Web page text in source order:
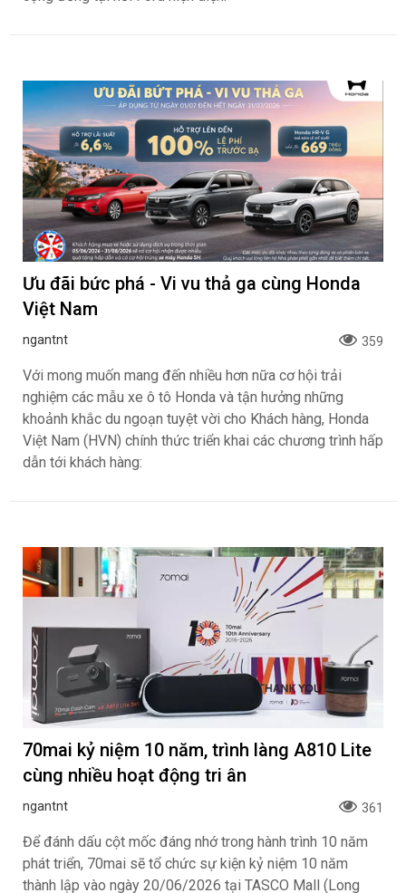
Ưu đãi bức phá - Vi vu thả ga cùng Honda
Việt Nam
ngantnt 359
Với mong muốn mang đến nhiều hơn nữa cơ hội trải
nghiệm các mẫu xe ô tô Honda và tận hưởng những
khoảnh khắc du ngoạn tuyệt vời cho Khách hàng, Honda
Việt Nam (HVN) chính thức triển khai các chương trình hấp
dẫn tới khách hàng:
70mai kỷ niệm 10 năm, trình làng A810 Lite
cùng nhiều hoạt động tri ân
ngantnt 361
Để đánh dấu cột mốc đáng nhớ trong hành trình 10 năm
phát triển, 70mai sẽ tổ chức sự kiện kỷ niệm 10 năm
thành lập vào ngày 20/06/2026 tại TASCO Mall (Long